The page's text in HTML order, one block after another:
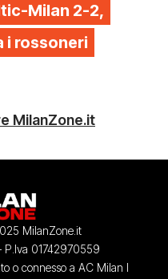
Milan 2-2,
i rossoneri
MilanZone.it
MilanZone.it
P.Iva 01742970559
o connesso a AC Milan I